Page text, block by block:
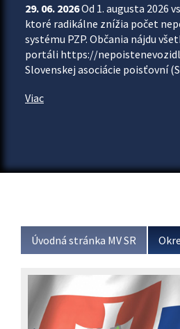
29. 06. 2026Od 1. augusta 2026
ktoré radikálne znížia počet
systému PZP. Občania nájdu
portáli https://
Slovenskej asociácie poisťovní
Viac
Úvodná stránka MV SR